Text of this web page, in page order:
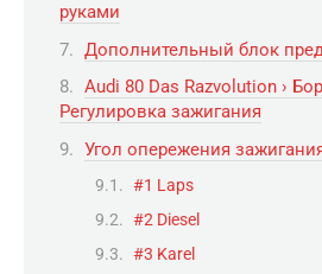
руками
Дополнительный блок
Audi 80 Das Razvolution ›
Регулировка зажигания
Угол опережения
#1 Laps
#2 Diesel
#3 Karel